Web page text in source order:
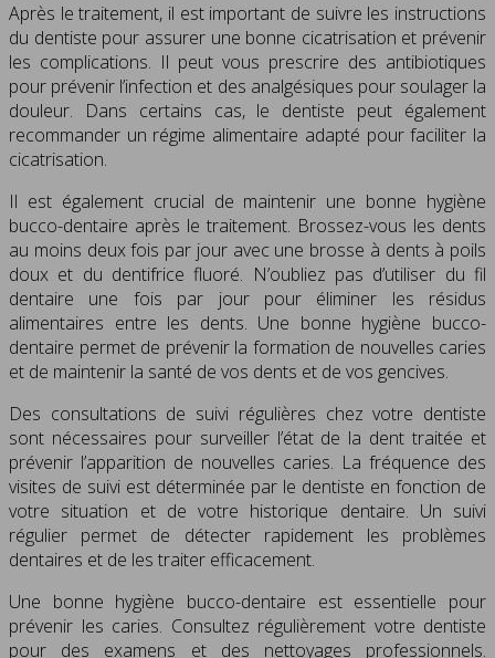
Après le traitement, il est important de suivre les instructions
du dentiste pour assurer une bonne cicatrisation et prévenir
les complications. Il peut vous prescrire des antibiotiques
pour prévenir l’infection et des analgésiques pour soulager la
douleur. Dans certains cas, le dentiste peut également
recommander un régime alimentaire adapté pour faciliter la
cicatrisation.
Il est également crucial de maintenir une bonne hygiène
bucco-dentaire après le traitement. Brossez-vous les dents
au moins deux fois par jour avec une brosse à dents à poils
doux et du dentifrice fluoré. N’oubliez pas d’utiliser du fil
dentaire une fois par jour pour éliminer les résidus
alimentaires entre les dents. Une bonne hygiène bucco-
dentaire permet de prévenir la formation de nouvelles caries
et de maintenir la santé de vos dents et de vos gencives.
Des consultations de suivi régulières chez votre dentiste
sont nécessaires pour surveiller l’état de la dent traitée et
prévenir l’apparition de nouvelles caries. La fréquence des
visites de suivi est déterminée par le dentiste en fonction de
votre situation et de votre historique dentaire. Un suivi
régulier permet de détecter rapidement les problèmes
dentaires et de les traiter efficacement.
Une bonne hygiène bucco-dentaire est essentielle pour
prévenir les caries. Consultez régulièrement votre dentiste
pour des examens et des nettoyages professionnels.